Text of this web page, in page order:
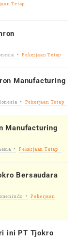
Tetap
Pekerjaan Tetap
Manufacturing
Pekerjaan Tetap
Manufacturing
Pekerjaan Tetap
Bersaudara
Pekerjaan
ini PT Tjokro